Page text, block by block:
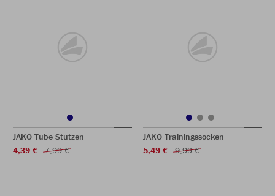
JAKO Tube Stutzen
4,39 €
7,99 €
JAKO Trainingssocken
5,49 €
9,99 €